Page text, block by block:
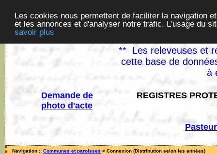
Les cookies nous permettent de faciliter la navigation
et les annonces et d'analyser notre trafic. L'usage du
savoir plus
** Les releveuses et
cette base de
à
Demande de
photo d'acte
REGISTRES
Navigation :: Communes et paroisses > Connexion (Distribution selon les années)